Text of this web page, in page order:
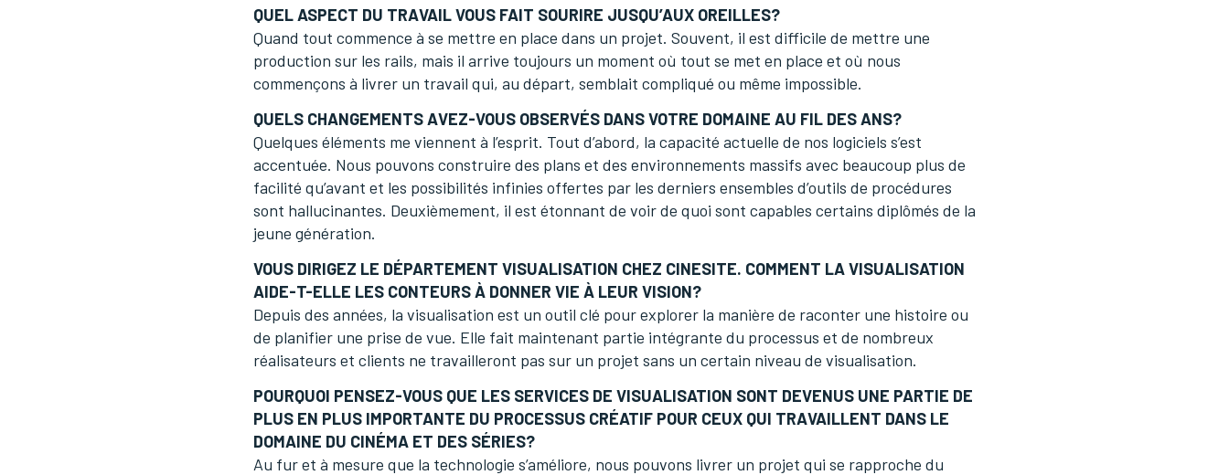
QUEL ASPECT DU TRAVAIL VOUS FAIT SOURIRE JUSQU’AUX OREILLES?
Quand tout commence à se mettre en place dans un projet. Souvent, il est difficile de mettre une
production sur les rails, mais il arrive toujours un moment où tout se met en place et où nous
commençons à livrer un travail qui, au départ, semblait compliqué ou même impossible.
QUELS CHANGEMENTS AVEZ-VOUS OBSERVÉS DANS VOTRE DOMAINE AU FIL DES ANS?
Quelques éléments me viennent à l’esprit. Tout d’abord, la capacité actuelle de nos logiciels s’est
accentuée. Nous pouvons construire des plans et des environnements massifs avec beaucoup plus de
facilité qu’avant et les possibilités infinies offertes par les derniers ensembles d’outils de procédures
sont hallucinantes. Deuxièmement, il est étonnant de voir de quoi sont capables certains diplômés de la
jeune génération.
VOUS DIRIGEZ LE DÉPARTEMENT VISUALISATION CHEZ CINESITE. COMMENT LA VISUALISATION
AIDE-T-ELLE LES CONTEURS À DONNER VIE À LEUR VISION?
Depuis des années, la visualisation est un outil clé pour explorer la manière de raconter une histoire ou
de planifier une prise de vue. Elle fait maintenant partie intégrante du processus et de nombreux
réalisateurs et clients ne travailleront pas sur un projet sans un certain niveau de visualisation.
POURQUOI PENSEZ-VOUS QUE LES SERVICES DE VISUALISATION SONT DEVENUS UNE PARTIE DE
PLUS EN PLUS IMPORTANTE DU PROCESSUS CRÉATIF POUR CEUX QUI TRAVAILLENT DANS LE
DOMAINE DU CINÉMA ET DES SÉRIES?
Au fur et à mesure que la technologie s’améliore, nous pouvons livrer un projet qui se rapproche du